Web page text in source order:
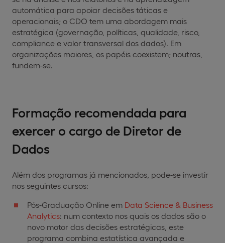
automática para apoiar decisões táticas e
operacionais; o CDO tem uma abordagem mais
estratégica (governação, políticas, qualidade, risco,
compliance e valor transversal dos dados). Em
organizações maiores, os papéis coexistem; noutras,
fundem-se.
Formação recomendada para
exercer o cargo de Diretor de
Dados
Além dos programas já mencionados, pode-se investir
nos seguintes cursos:
Pós-Graduação Online em Data Science & Business
Analytics: num contexto nos quais os dados são o
novo motor das decisões estratégicas, este
programa combina estatística avançada e